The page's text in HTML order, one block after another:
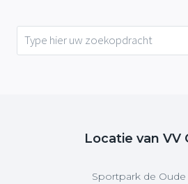
Locatie van VV
Sportpark de Oude